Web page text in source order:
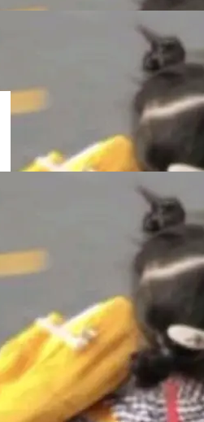
内核...
迈入新的发
作为“AI版维基百
理状态。 Groki
人工智能生成内
统众包百科网站
调查发现，无论
未出现近期更
的 Bean、写 R
、
第一行翻译文
i18n 模块围绕三
Iceberg：
与 Iceb
正是缺失的那一
Doris 进一步支
V3 格式。
开幕。本届大会
新联盟主办，以
代的质量新范
向规模化产业落地
智能研发生产力
测的Testin XAge
代表产品。对CI
测试正在从效率
。 CIO面对的新
于 ADT
去了。Alex Fedos
他说的东西不新
尤其是和类型
件事：这不是类
的思维方式。 文
网站的深色主题
平台 Clou
目 Cloudflare O
觉得这是又一